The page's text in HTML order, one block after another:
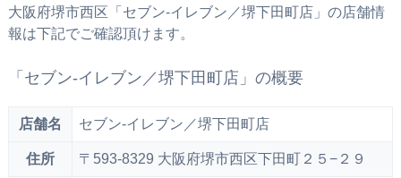
大阪府堺市西区「セブン‐イレブン／堺下田町店」の店舗情
報は下記でご確認頂けます。
「セブン‐イレブン／堺下田町店」の概要
店舗名 セブン‐イレブン／堺下田町店
住所 〒593-8329 大阪府堺市西区下田町２５−２９